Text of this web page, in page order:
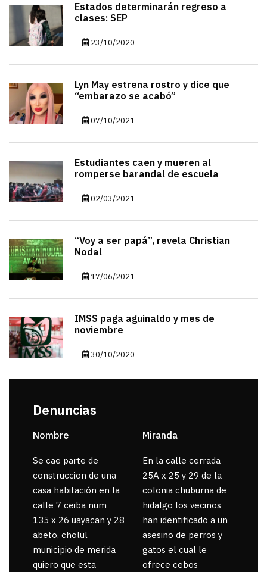
Estados determinarán regreso a
clases: SEP
23/10/2020
Lyn May estrena rostro y dice que
“embarazo se acabó”
07/10/2021
Estudiantes caen y mueren al
romperse barandal de escuela
02/03/2021
“Voy a ser papá”, revela Christian
Nodal
17/06/2021
IMSS paga aguinaldo y mes de
noviembre
30/10/2020
Denuncias
Nombre
Se cae parte de
construccion de una
casa habitación en la
calle 7 ceiba num
135 x 26 uayacan y 28
abeto, cholul
municipio de merida
quiero que esta
Miranda
En la calle cerrada
25A x 25 y 29 de la
colonia chuburna de
hidalgo los vecinos
han identificado a un
asesino de perros y
gatos el cual le
ofrece cebos